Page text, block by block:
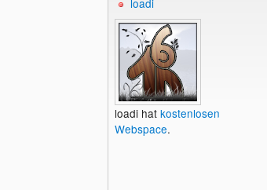
loadi
loadi hat kostenlosen
Webspace.